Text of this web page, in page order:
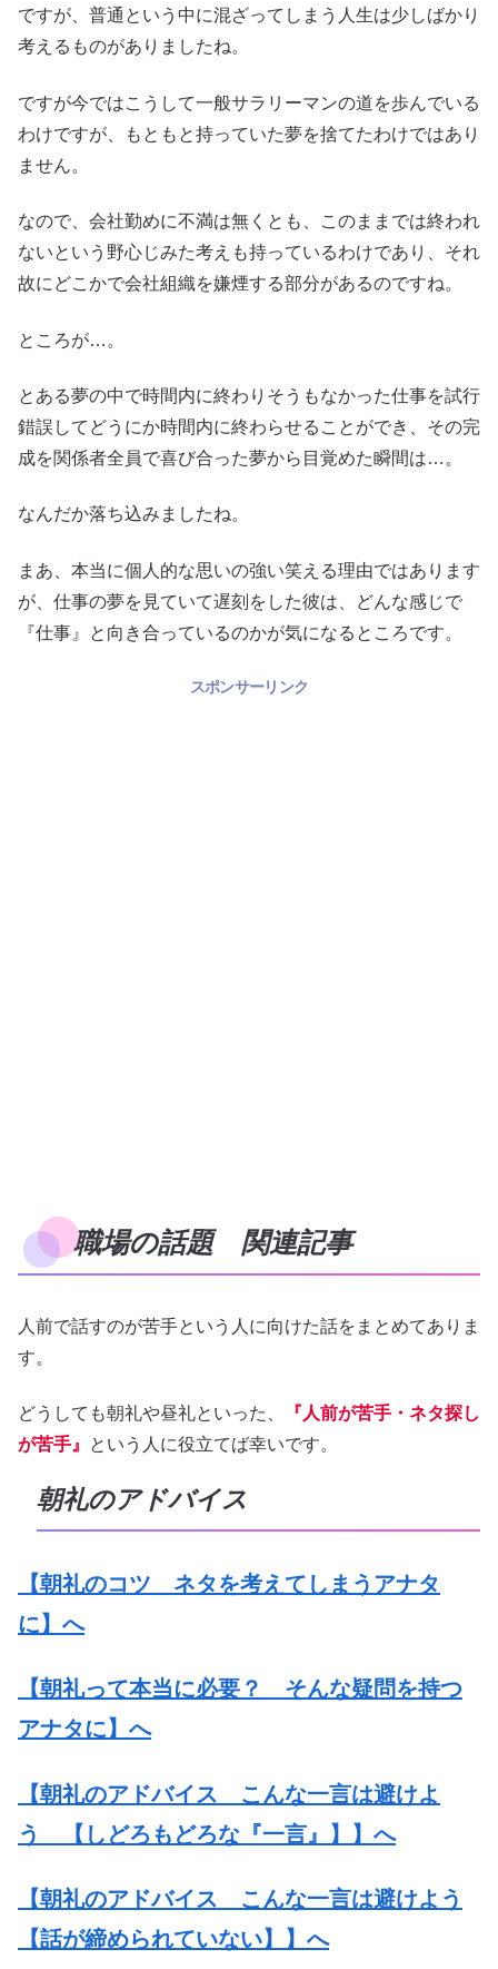
ですが、普通という中に混ざってしまう人生は少しばかり
考えるものがありましたね。
ですが今ではこうして一般サラリーマンの道を歩んでいる
わけですが、もともと持っていた夢を捨てたわけではあり
ません。
なので、会社勤めに不満は無くとも、このままでは終われ
ないという野心じみた考えも持っているわけであり、それ
故にどこかで会社組織を嫌煙する部分があるのですね。
ところが…。
とある夢の中で時間内に終わりそうもなかった仕事を試行
錯誤してどうにか時間内に終わらせることができ、その完
成を関係者全員で喜び合った夢から目覚めた瞬間は…。
なんだか落ち込みましたね。
まあ、本当に個人的な思いの強い笑える理由ではあります
が、仕事の夢を見ていて遅刻をした彼は、どんな感じで
『仕事』と向き合っているのかが気になるところです。
スポンサーリンク
職場の話題 関連記事
人前で話すのが苦手という人に向けた話をまとめてありま
す。
どうしても朝礼や昼礼といった、
『人前が苦手・ネタ探し
が苦手』
という人に役立てば幸いです。
朝礼のアドバイス
【朝礼のコツ ネタを考えてしまうアナタ
に】へ
【朝礼って本当に必要？ そんな疑問を持つ
アナタに】へ
【朝礼のアドバイス こんな一言は避けよ
う 【しどろもどろな『一言』】】へ
【朝礼のアドバイス こんな一言は避けよう
【話が締められていない】】へ